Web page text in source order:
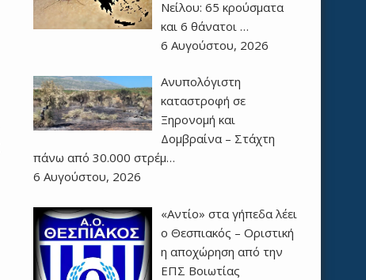
Νείλου: 65 κρούσματα
και 6 θάνατοι …
6 Αυγούστου, 2026
Ανυπολόγιστη
καταστροφή σε
Ξηρονομή και
Δομβραίνα – Στάχτη
πάνω από 30.000 στρέμ…
6 Αυγούστου, 2026
«Αντίο» στα γήπεδα λέει
ο Θεσπιακός – Οριστική
η αποχώρηση από την
ΕΠΣ Βοιωτίας